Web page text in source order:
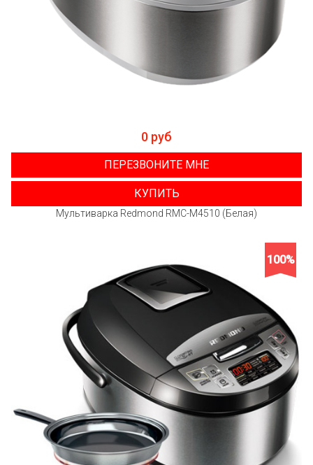
0 руб
ПЕРЕЗВОНИТЕ МНЕ
КУПИТЬ
Мультиварка Redmond RMC-M4510 (Белая)
100%